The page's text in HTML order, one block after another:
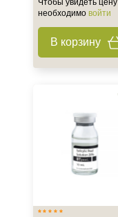
Чтобы увидеть цену
необходимо войти
В корзину